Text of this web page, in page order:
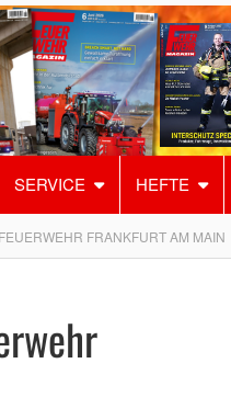
SERVICE HEFTE
FRANKFURT AM MAIN